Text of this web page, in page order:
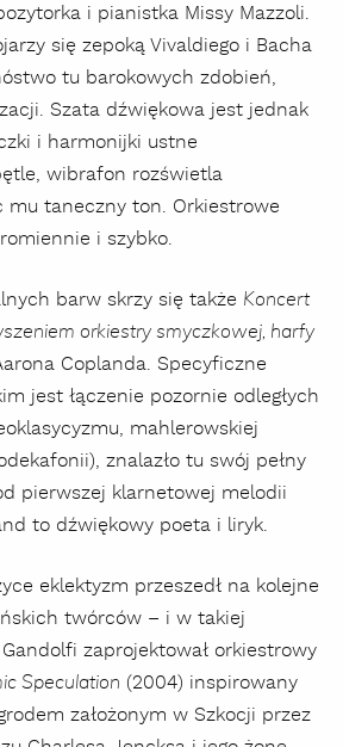
i pianistka Missy Mazzoli.
się zepoką Vivaldiego i Bacha
tu barokowych zdobień,
Szata dźwiękowa jest jednak
i harmonijki ustne
wibrafon rozświetla
mu taneczny ton. Orkiestrowe
i szybko.
barw skrzy się także Koncert
orkiestry smyczkowej, harfy
Coplanda. Specyficzne
jest łączenie pozornie odległych
mahlerowskiej
znalazło tu swój pełny
pierwszej klarnetowej melodii
to dźwiękowy poeta i liryk.
eklektyzm przeszedł na kolejne
twórców – i w takiej
zaprojektował orkiestrowy
Speculation (2004) inspirowany
założonym w Szkocji przez